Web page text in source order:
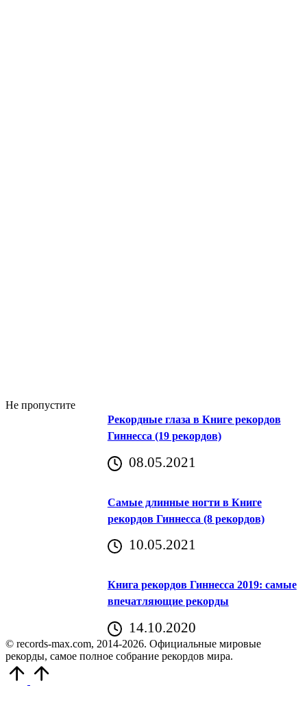
Не пропустите
Рекордные глаза в Книге рекордов
Гиннесса (19 рекордов)
08.05.2021
Самые длинные ногти в Книге
рекордов Гиннесса (8 рекордов)
10.05.2021
Книга рекордов Гиннесса 2019: самые
впечатляющие рекорды
14.10.2020
© records-max.com, 2014-2026. Официальные мировые
рекорды, самое полное собрание рекордов мира.